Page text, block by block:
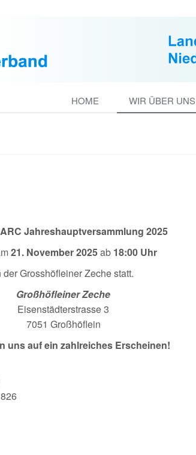
HOME WIR ÜBER UNS
Jahreshauptversammlung 2025
21. November 2025ab 18:00 Uhr
der Grosshöfleiner Zeche statt.
Großhöfleiner Zeche
Eisenstädterstrasse 3
7051 Großhöflein
uns auf ein zahlreiches Erscheinen!